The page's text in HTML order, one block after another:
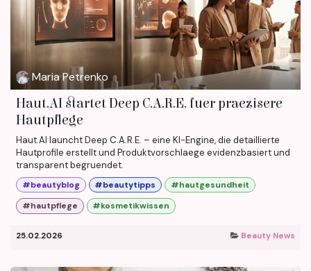
Maria Petrenko
Haut.AI startet Deep C.A.R.E. fuer praezisere
Hautpflege
Haut.AI launcht Deep C.A.R.E. – eine KI-Engine, die detaillierte
Hautprofile erstellt und Produktvorschlaege evidenzbasiert und
transparent begruendet.
#beautyblog #beautytipps
#hautgesundheit
#hautpflege
#kosmetikwissen
25.02.2026 Beauty News